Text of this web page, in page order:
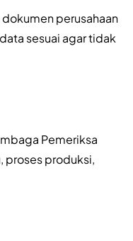
perusahaan
sesuai agar tidak
Pemeriksa
proses produksi,